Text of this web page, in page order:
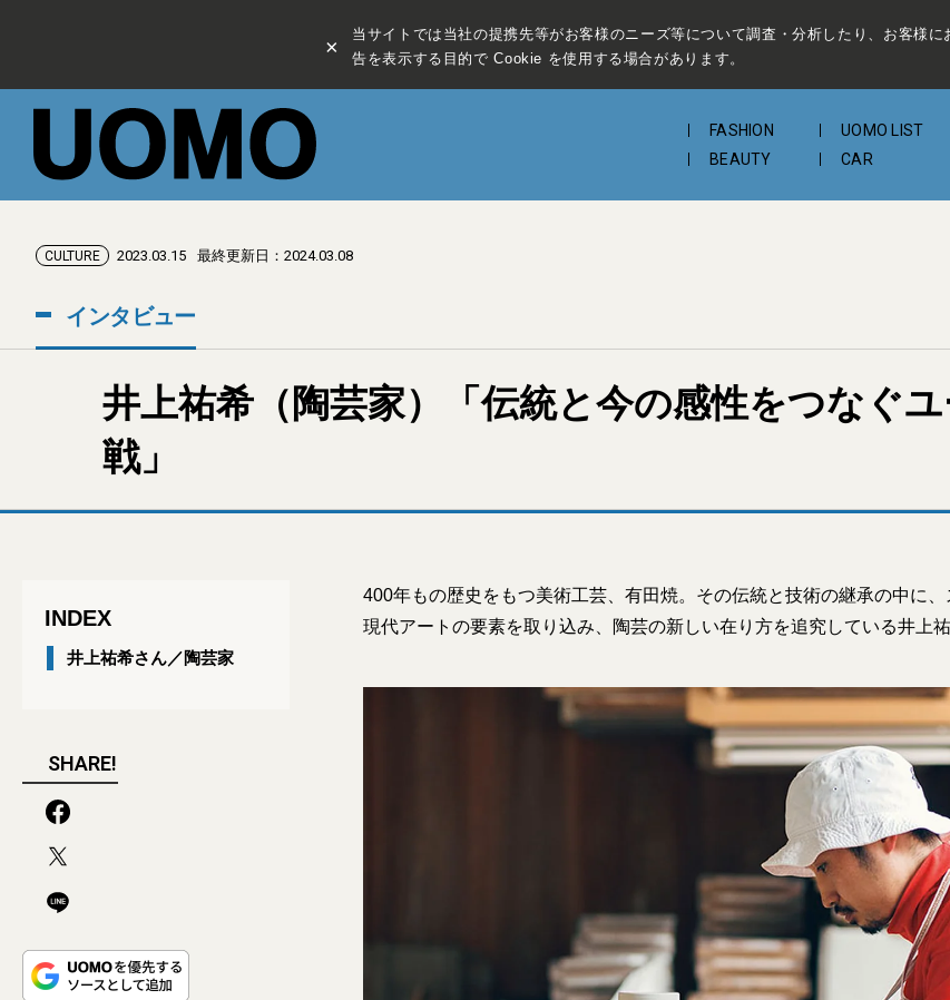
×
当サイトでは当社の提携先等がお客様のニーズ等について調査・分析したり、お客様に
告を表示する目的で Cookie を使用する場合があります。
FASHION UOMO LIST
BEAUTY
CAR
CULTURE 2023.03.15 最終更新日：2024.03.08
インタビュー
井上祐希（陶芸家）「伝統と今の感性をつなぐ
戦」
INDEX
井上祐希さん／陶芸家
SHARE!
400年もの歴史をもつ美術工芸、有田焼。その伝統と技術の継承の中に
現代アートの要素を取り込み、陶芸の新しい在り方を追究している井上